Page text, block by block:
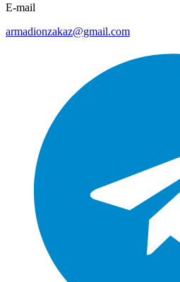
E-mail
armadionzakaz@gmail.com